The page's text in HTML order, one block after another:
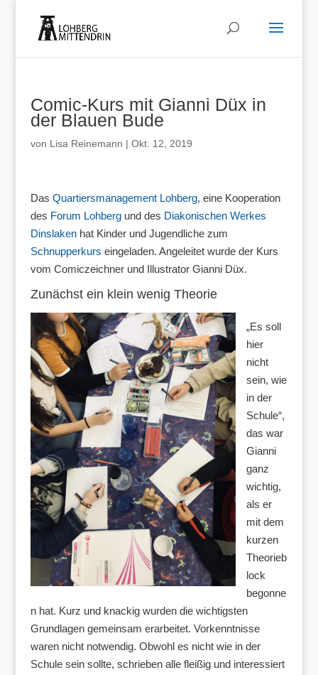
Comic-Kurs mit Gianni Düx in
der Blauen Bude
von Lisa Reinemann | Okt. 12, 2019
Das Quartiersmanagement Lohberg, eine Kooperation
des Forum Lohbergund des Diakonischen Werkes
Dinslakenhat Kinder und Jugendliche zum
Schnupperkurs eingeladen. Angeleitet wurde der Kurs
vom Comiczeichner und Illustrator Gianni Düx.
Zunächst ein klein wenig Theorie
„Es soll
hier
nicht
sein, wie
in der
Schule“,
das war
Gianni
ganz
wichtig,
als er
mit dem
kurzen
Theorieb
lock
begonne
n hat. Kurz und knackig wurden die wichtigsten
Grundlagen gemeinsam erarbeitet. Vorkenntnisse
waren nicht notwendig. Obwohl es nicht wie in der
Schule sein sollte, schrieben alle fleißig und interessiert